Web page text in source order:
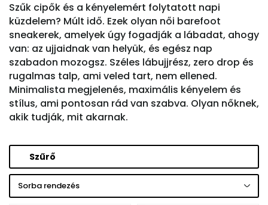
Szűk cipők és a kényelemért folytatott napi
küzdelem? Múlt idő. Ezek olyan női barefoot
sneakerek, amelyek úgy fogadják a lábadat, ahogy
van: az ujjaidnak van helyük, és egész nap
szabadon mozogsz. Széles lábujjrész, zero drop és
rugalmas talp, ami veled tart, nem ellened.
Minimalista megjelenés, maximális kényelem és
stílus, ami pontosan rád van szabva. Olyan nőknek,
akik tudják, mit akarnak.
Szűrő
Sorba rendezés